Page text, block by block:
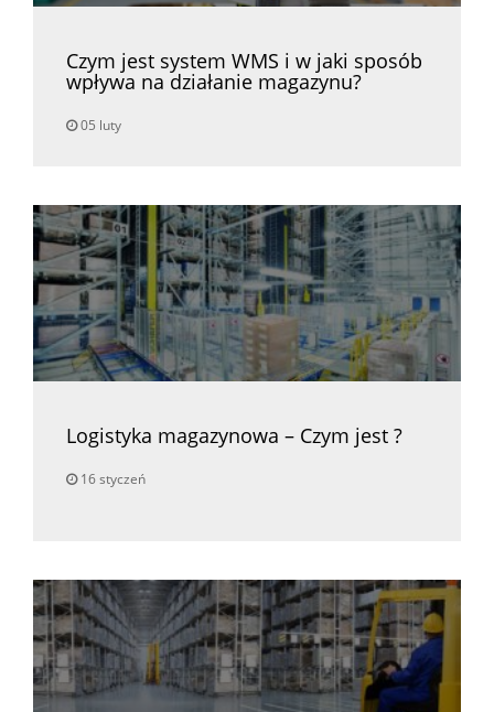
Czym jest system WMS i w jaki sposób
wpływa na działanie magazynu?
05 luty
Logistyka magazynowa – Czym jest ?
16 styczeń